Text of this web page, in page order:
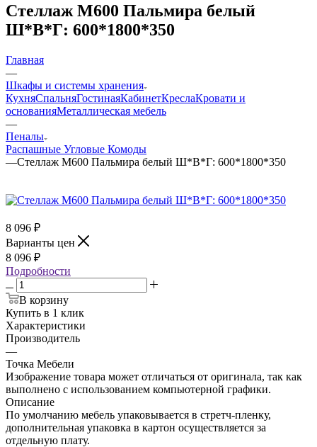
Стеллаж М600 Пальмира белый
Ш*В*Г: 600*1800*350
Главная
—
Шкафы и системы хранения
КухняСпальняГостинаяКабинетКреслаКровати и
основанияМеталлическая мебель
—
Пеналы
Распашные Угловые Комоды
—Стеллаж М600 Пальмира белый Ш*В*Г: 600*1800*350
8 096 ₽
Варианты цен
8 096 ₽
Подробности
В корзину
Купить в 1 клик
Характеристики
Производитель
—
Точка Мебели
Изображение товара может отличаться от оригинала, так как
выполнено с использованием компьютерной графики.
Описание
По умолчанию мебель упаковывается в стретч-пленку,
дополнительная упаковка в картон осуществляется за
отдельную плату.